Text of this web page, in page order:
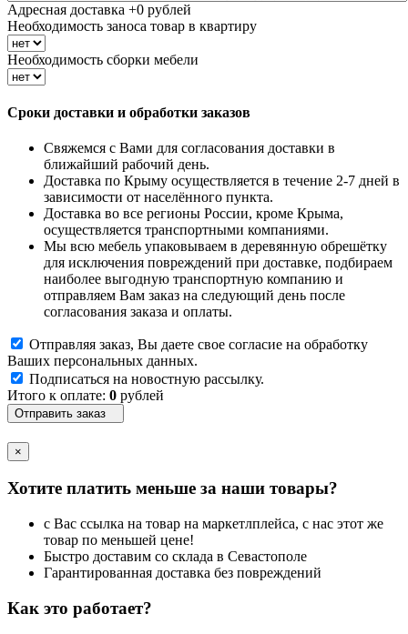
Адресная доставка +0 рублей
Необходимость заноса товар в квартиру
Необходимость сборки мебели
Сроки доставки и обработки заказов
Свяжемся с Вами для согласования доставки в
ближайший рабочий день.
Доставка по Крыму осуществляется в течение 2-7 дней в
зависимости от населённого пункта.
Доставка во все регионы России, кроме Крыма,
осуществляется транспортными компаниями.
Мы всю мебель упаковываем в деревянную обрешётку
для исключения повреждений при доставке, подбираем
наиболее выгодную транспортную компанию и
отправляем Вам заказ на следующий день после
согласования заказа и оплаты.
Отправляя заказ, Вы даете свое согласие на обработку
Ваших персональных данных.
Подписаться на новостную рассылку.
Итого к оплате: 0 рублей
×
Хотите платить меньше за наши товары?
с Вас ссылка на товар на маркетлплейса, с нас этот же
товар по меньшей цене!
Быстро доставим со склада в Севастополе
Гарантированная доставка без повреждений
Как это работает?